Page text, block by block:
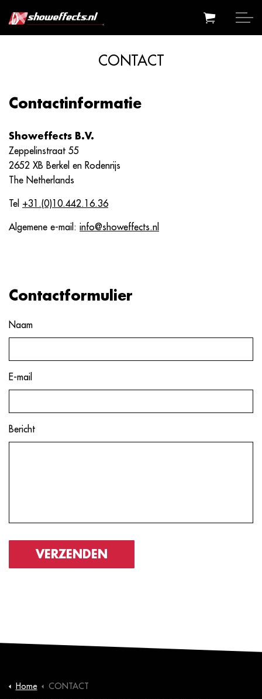
CONTACT
Contactinformatie
Showeffects B.V.
Zeppelinstraat 55
2652 XB Berkel en Rodenrijs
The Netherlands
Tel +31.(0)10.442.16.36
Algemene e-mail: info@showeffects.nl
Contactformulier
Naam
E-mail
Bericht
VERZENDEN
Home CONTACT